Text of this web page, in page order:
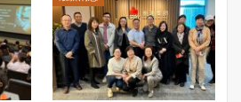
题沙龙”。灰熊研究院将持续更新有